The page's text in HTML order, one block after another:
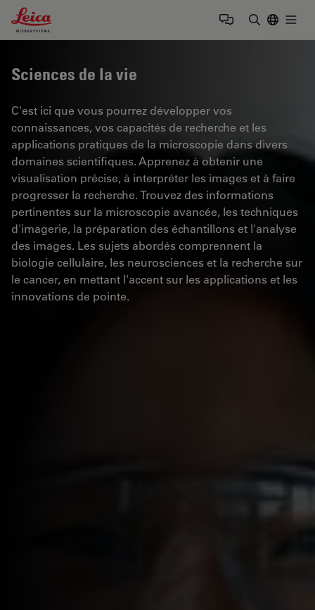
Leica Microsystems Logo
Sciences de la vie
C'est ici que vous pourrez développer vos
connaissances, vos capacités de recherche et les
applications pratiques de la microscopie dans divers
domaines scientifiques. Apprenez à obtenir une
visualisation précise, à interpréter les images et à faire
progresser la recherche. Trouvez des informations
pertinentes sur la microscopie avancée, les techniques
d'imagerie, la préparation des échantillons et l'analyse
des images. Les sujets abordés comprennent la
biologie cellulaire, les neurosciences et la recherche sur
le cancer, en mettant l'accent sur les applications et les
innovations de pointe.